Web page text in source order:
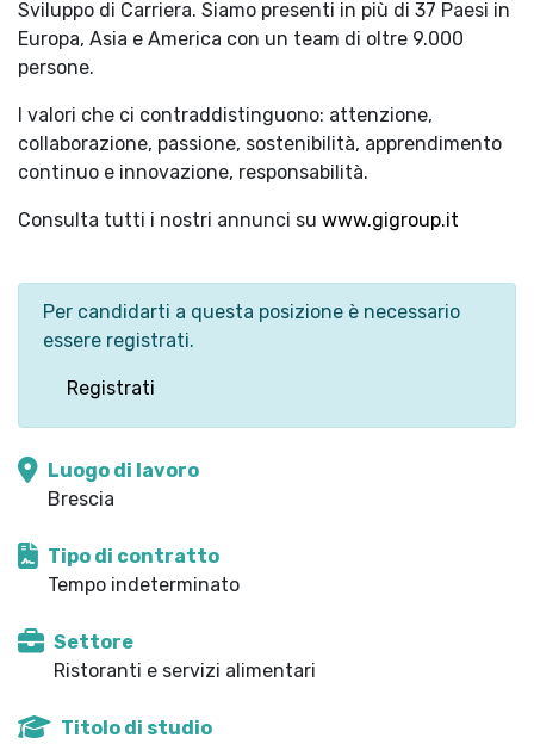
Sviluppo di Carriera. Siamo presenti in più di 37 Paesi in
Europa, Asia e America con un team di oltre 9.000
persone.
I valori che ci contraddistinguono: attenzione,
collaborazione, passione, sostenibilità, apprendimento
continuo e innovazione, responsabilità.
Consulta tutti i nostri annunci su www.gigroup.it
Per candidarti a questa posizione è necessario
essere registrati.
Registrati
Luogo di lavoro
Brescia
Tipo di contratto
Tempo indeterminato
Settore
Ristoranti e servizi alimentari
Titolo di studio